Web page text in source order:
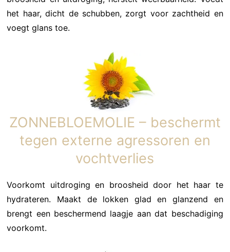
het haar, dicht de schubben, zorgt voor zachtheid en
voegt glans toe.
ZONNEBLOEMOLIE – beschermt
tegen externe agressoren en
vochtverlies
Voorkomt uitdroging en broosheid door het haar te
hydrateren. Maakt de lokken glad en glanzend en
brengt een beschermend laagje aan dat beschadiging
voorkomt.